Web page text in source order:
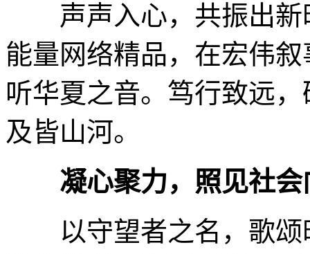
声声入心，共振出新
能量网络精品，在宏伟
听华夏之音。笃行致远
及皆山河。
凝心聚力，照见社
以守望者之名，歌颂